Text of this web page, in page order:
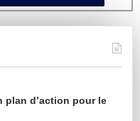
plan d’action pour le